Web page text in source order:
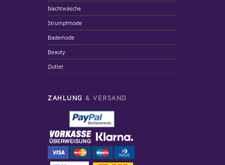
Nachtwäsche
Strumpfmode
Bademode
Beauty
Outlet
ZAHLUNG & VERSAND